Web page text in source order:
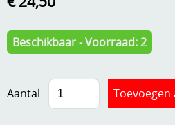
Knipvellen
Leuke versieringen
Merken
Beschikbaar - Voorraad: 2
Aantal